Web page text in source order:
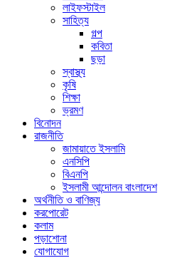
লাইফস্টাইল
সাহিত্য
গল্প
কবিতা
ছড়া
স্বাস্থ্য
কৃষি
শিক্ষা
ভ্রমণ
বিনোদন
রাজনীতি
জামায়াতে ইসলামি
এনসিপি
বিএনপি
ইসলামী আন্দোলন বাংলাদেশ
অর্থনীতি ও বাণিজ্য
করপোরেট
কলাম
পড়াশোনা
যোগাযোগ